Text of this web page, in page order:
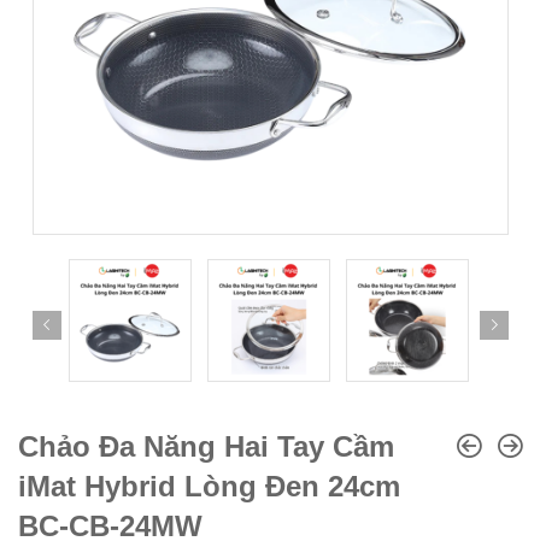
Chảo Đa Năng Hai Tay Cầm
iMat Hybrid Lòng Đen 24cm
BC-CB-24MW